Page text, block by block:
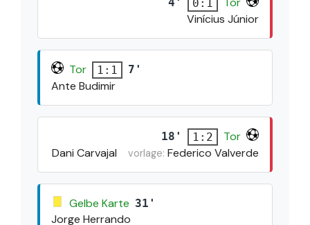
0:1
Vinícius Júnior
Tor 1:1 7'
Ante Budimir
18' 1:2
Tor
Dani Carvajal
vorlage: Federico Valverde
Gelbe Karte 31'
Jorge Herrando